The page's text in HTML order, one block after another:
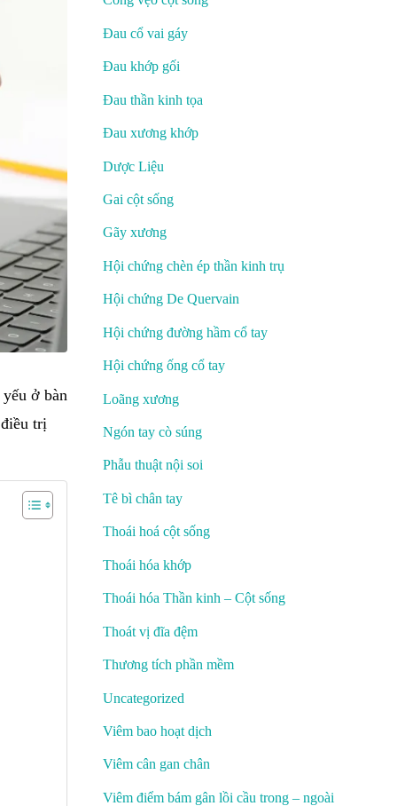
ở bàn
trị
Đau cổ vai gáy
Đau khớp gối
Đau thần kinh tọa
Đau xương khớp
Dược Liệu
Gai cột sống
Gãy xương
Hội chứng chèn ép thần kinh trụ
Hội chứng De Quervain
Hội chứng đường hầm cổ tay
Hội chứng ống cổ tay
Loãng xương
Ngón tay cò súng
Phẫu thuật nội soi
Tê bì chân tay
Thoái hoá cột sống
Thoái hóa khớp
Thoái hóa Thần kinh – Cột sống
Thoát vị đĩa đệm
Thương tích phần mềm
Uncategorized
Viêm bao hoạt dịch
Viêm cân gan chân
Viêm điểm bám gân lồi cầu trong – ngoài